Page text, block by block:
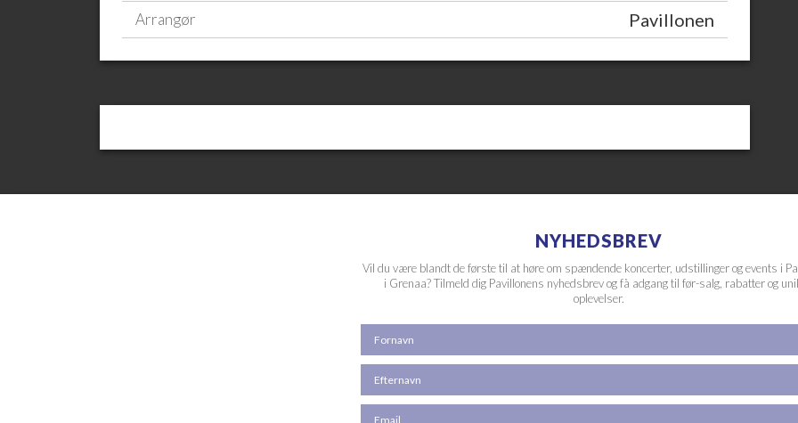
Arrangør Pavillonen
NYHEDSBREV
Vil du være blandt de første til at høre om spændende koncerter, udstillinger og events i
i Grenaa? Tilmeld dig Pavillonens nyhedsbrev og få adgang til før-salg, rabatter og
oplevelser.